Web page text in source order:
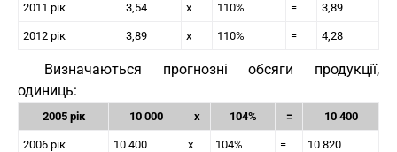
2011 рік 3,54 х 110% = 3,89
2012 рік 3,89 х 110% = 4,28
Визначаються прогнозні обсяги продукції,
одиниць:
2005 рік 10 000 х 104% = 10 400
2006 рік 10 400 х 104% = 10 820